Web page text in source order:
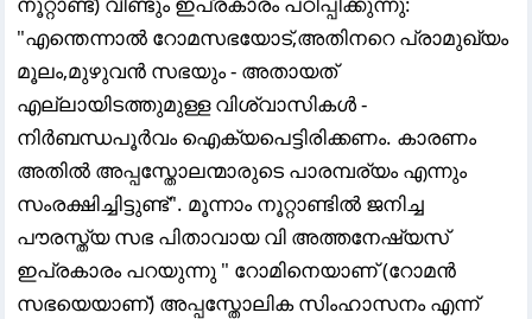
"എന്തെന്നാൽ റോമസഭയോട്,അതിനറെ പ്രാമുഖ്യം
മൂലം,മുഴുവൻ സഭയും - അതായത്
എല്ലായിടത്തുമുള്ള വിശ്വാസികൾ -
നിർബന്ധപൂർവം ഐക്യപെട്ടിരിക്കണം. കാരണം
അതിൽ അപ്പസ്തോലന്മാരുടെ പാരമ്പര്യം എന്നും
സംരക്ഷിച്ചിട്ടുണ്ട്". മൂന്നാം നൂറ്റാണ്ടിൽ ജനിച്ച
പൗരസ്ത്യ സഭ പിതാവായ വി അത്തനേഷ്യസ്
ഇപ്രകാരം പറയുന്നു " റോമിനെയാണ് (റോമൻ
സഭയെയാണ്) അപ്പസ്തോലിക സിംഹാസനം എന്ന്